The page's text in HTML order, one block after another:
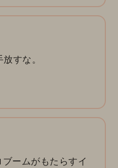
すな。
ブームがもたらすイ